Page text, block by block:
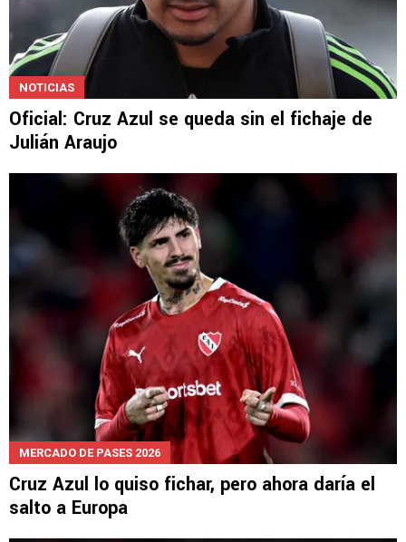
Oficial: Cruz Azul se queda sin el fichaje de
Julián Araujo